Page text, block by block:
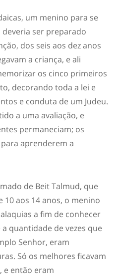
um menino para se
ser preparado
dos seis aos dez anos
a criança, e ali
os cinco primeiros
decorando toda a lei e
e conduta de um Judeu.
a uma avaliação, e
permaneciam; os
aprenderem a
de Beit Talmud, que
aos 14 anos, o menino
a fim de conhecer
quantidade de vezes que
Senhor, eram
Só os melhores ficavam
e então eram